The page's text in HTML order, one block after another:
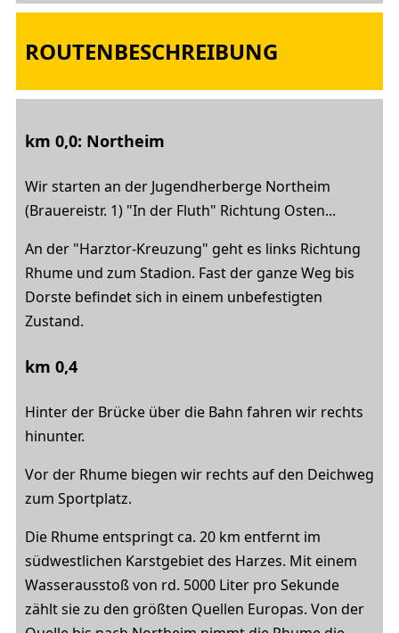
ROUTENBESCHREIBUNG
km 0,0: Northeim
Wir starten an der Jugendherberge Northeim
(Brauereistr. 1) "In der Fluth" Richtung Osten...
An der "Harztor-Kreuzung" geht es links Richtung
Rhume und zum Stadion. Fast der ganze Weg bis
Dorste befindet sich in einem unbefestigten
Zustand.
km 0,4
Hinter der Brücke über die Bahn fahren wir rechts
hinunter.
Vor der Rhume biegen wir rechts auf den Deichweg
zum Sportplatz.
Die Rhume entspringt ca. 20 km entfernt im
südwestlichen Karstgebiet des Harzes. Mit einem
Wasserausstoß von rd. 5000 Liter pro Sekunde
zählt sie zu den größten Quellen Europas. Von der